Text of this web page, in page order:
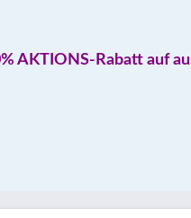
AKTIONS-Rabatt auf